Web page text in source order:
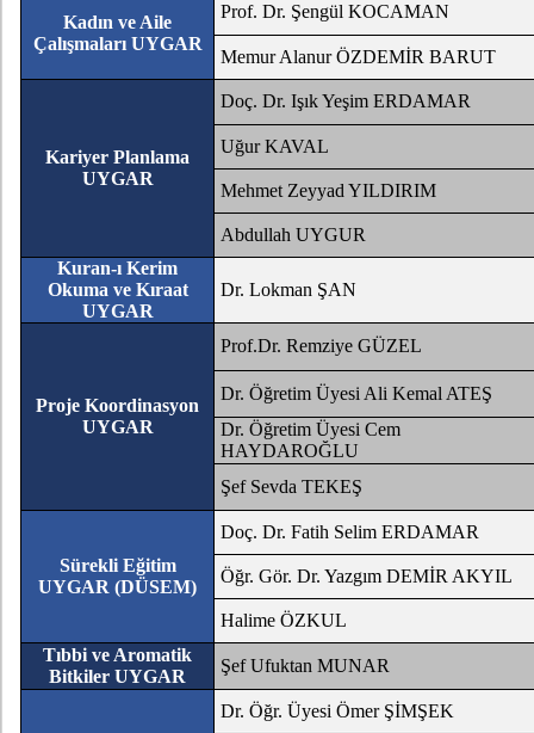
Kadın ve Aile
Çalışmaları UYGAR
Prof. Dr. Şengül KOCAMAN
Memur Alanur ÖZDEMİR BARUT
Kariyer Planlama
UYGAR
Doç. Dr. Işık Yeşim ERDAMAR
Uğur KAVAL
Mehmet Zeyyad YILDIRIM
Abdullah UYGUR
Kuran-ı Kerim
Okuma ve Kıraat
UYGAR
Dr. Lokman ŞAN
Proje Koordinasyon
UYGAR
Prof.Dr. Remziye GÜZEL
Dr. Öğretim Üyesi Ali Kemal ATEŞ
Dr. Öğretim Üyesi Cem
HAYDAROĞLU
Şef Sevda TEKEŞ
Sürekli Eğitim
UYGAR (DÜSEM)
Doç. Dr. Fatih Selim ERDAMAR
Öğr. Gör. Dr. Yazgım DEMİR AKYIL
Halime ÖZKUL
Tıbbi ve Aromatik
Bitkiler UYGAR
Şef Ufuktan MUNAR
Dr. Öğr. Üyesi Ömer ŞİMŞEK